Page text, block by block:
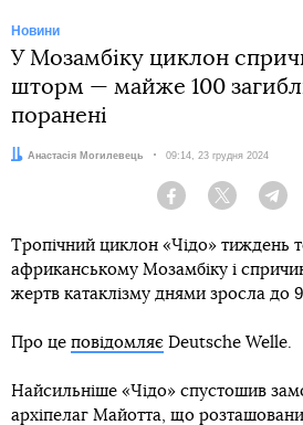
Новини
У Мозамбіку циклон
шторм — майже 100
поранені
Автор:
Анастасія Могилевець Дата:
09:14, 23 грудня 2024
Facebook Twitter
Тропічний циклон «Чідо» тиждень
африканському Мозамбіку і
жертв катаклізму днями зросла до
Про це повідомляє Deutsche Welle.
Найсильніше «Чідо» спустошив
архіпелаг Майотта, що